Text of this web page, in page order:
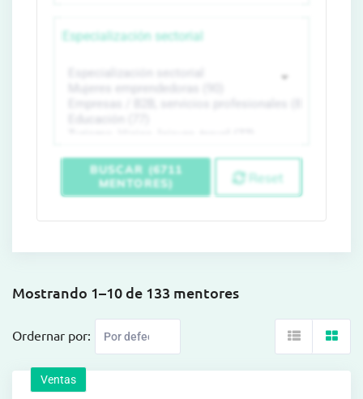
Especialización sectorial
BUSCAR (6711
MENTORES)
Reset
Mostrando 1–10 de 133 mentores
Ordernar por:
Ventas